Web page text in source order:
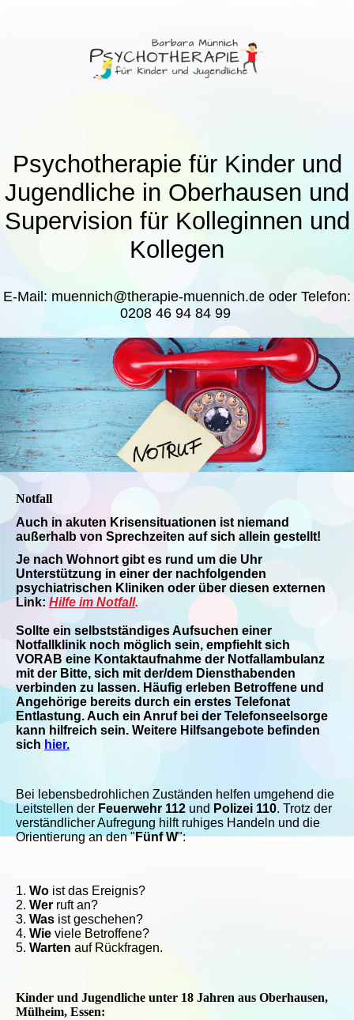
Psychotherapie für Kinder und
Jugendliche in Oberhausen und
Supervision für Kolleginnen und
Kollegen
E-Mail: muennich@therapie-muennich.de oder Telefon:
0208 46 94 84 99
Notfall
Auch in akuten Krisensituationen ist niemand
außerhalb von Sprechzeiten auf sich allein gestellt!
Je nach Wohnort gibt es rund um die Uhr
Unterstützung in einer der nachfolgenden
psychiatrischen Kliniken oder über diesen externen
Link: Hilfe im Notfall.
Sollte ein selbstständiges Aufsuchen einer
Notfallklinik noch möglich sein, empfiehlt sich
VORAB eine Kontaktaufnahme der Notfallambulanz
mit der Bitte, sich mit der/dem Diensthabenden
verbinden zu lassen. Häufig erleben Betroffene und
Angehörige bereits durch ein erstes Telefonat
Entlastung. Auch ein Anruf bei der Telefonseelsorge
kann hilfreich sein. Weitere Hilfsangebote befinden
sich hier.
Bei lebensbedrohlichen Zuständen helfen umgehend die
Leitstellen der Feuerwehr 112 und Polizei 110. Trotz der
verständlicher Aufregung hilft ruhiges Handeln und die
Orientierung an den "Fünf W":
1. Wo ist das Ereignis?
2. Wer ruft an?
3. Was ist geschehen?
4. Wie viele Betroffene?
5. Warten auf Rückfragen.
Kinder und Jugendliche unter 18 Jahren aus Oberhausen,
Mülheim, Essen: